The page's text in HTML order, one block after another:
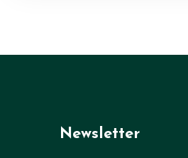
Newsletter